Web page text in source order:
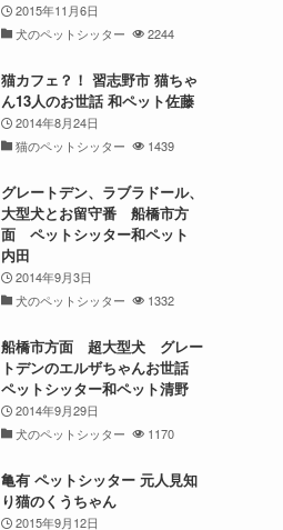
2015年11月6日
犬のペットシッター
2244
猫カフェ？！ 習志野市 猫ちゃ
ん13人のお世話 和ペット佐藤
2014年8月24日
猫のペットシッター
1439
グレートデン、ラブラドール、
大型犬とお留守番 船橋市方
面 ペットシッター和ペット
内田
2014年9月3日
犬のペットシッター
1332
船橋市方面 超大型犬 グレー
トデンのエルザちゃんお世話
ペットシッター和ペット清野
2014年9月29日
犬のペットシッター
1170
亀有 ペットシッター 元人見知
り猫のくうちゃん
2015年9月12日